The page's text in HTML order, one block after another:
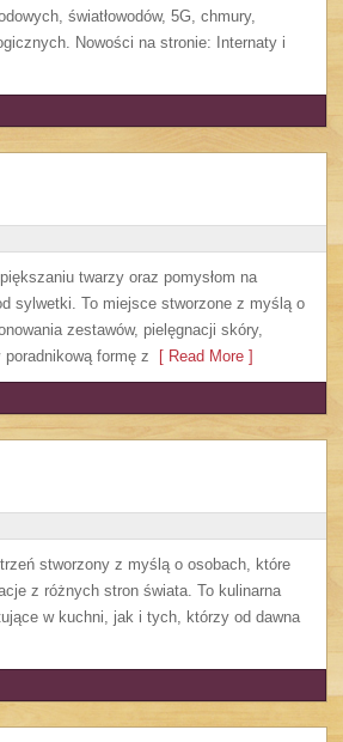
światłowodów, 5G, chmury,
Nowości na stronie: Internaty i
twarzy oraz pomysłom na
sylwetki. To miejsce stworzone z myślą o
zestawów, pielęgnacji skóry,
formę z [ Read More ]
stworzony z myślą o osobach, które
z różnych stron świata. To kulinarna
w kuchni, jak i tych, którzy od dawna